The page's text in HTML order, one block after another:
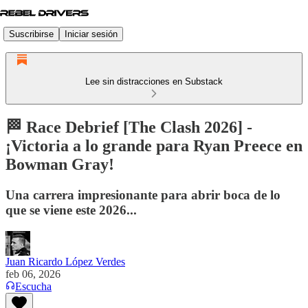
Suscribirse Iniciar sesión
Lee sin distracciones en Substack
🏁 Race Debrief [The Clash 2026] -
¡Victoria a lo grande para Ryan Preece en
Bowman Gray!
Una carrera impresionante para abrir boca de lo
que se viene este 2026...
Juan Ricardo López Verdes
feb 06, 2026
Escucha